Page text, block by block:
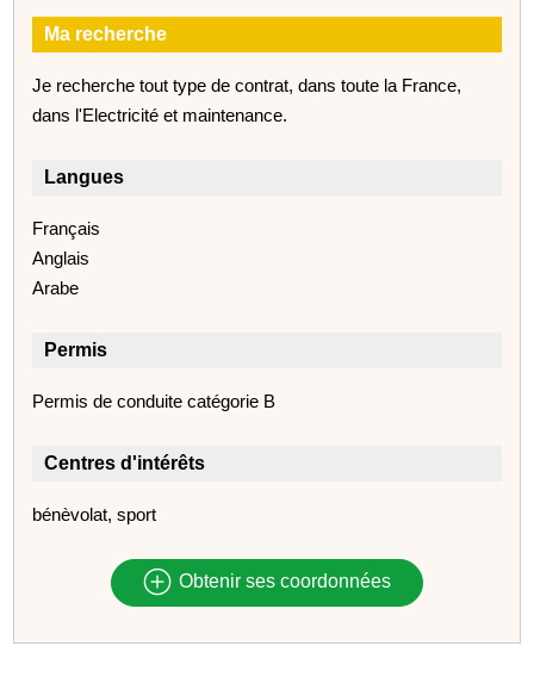
Ma recherche
Je recherche tout type de contrat, dans toute la France,
dans l'Electricité et maintenance.
Langues
Français
Anglais
Arabe
Permis
Permis de conduite catégorie B
Centres d'intérêts
bénèvolat, sport
Obtenir ses coordonnées